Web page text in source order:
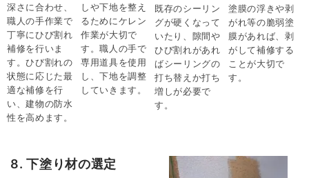
深さに合わせ、
職人の手作業で
丁寧にひび割れ
補修を行いま
す。ひび割れの
状態に応じた最
適な補修を行
い、建物の防水
性を高めます。
しや下地を整え
るためにケレン
作業が大切で
す。職人の手で
専用道具を使用
し、下地を調整
していきます。
既存のシーリン
グが硬くなって
いたり、隙間や
ひび割れがあれ
ばシーリングの
打ち替えか打ち
増しが必要で
す。
塗膜の浮きや剥
がれ等の脆弱塗
膜があれば、剥
がして補修する
ことが大切で
す。
8. 下塗り材の選定